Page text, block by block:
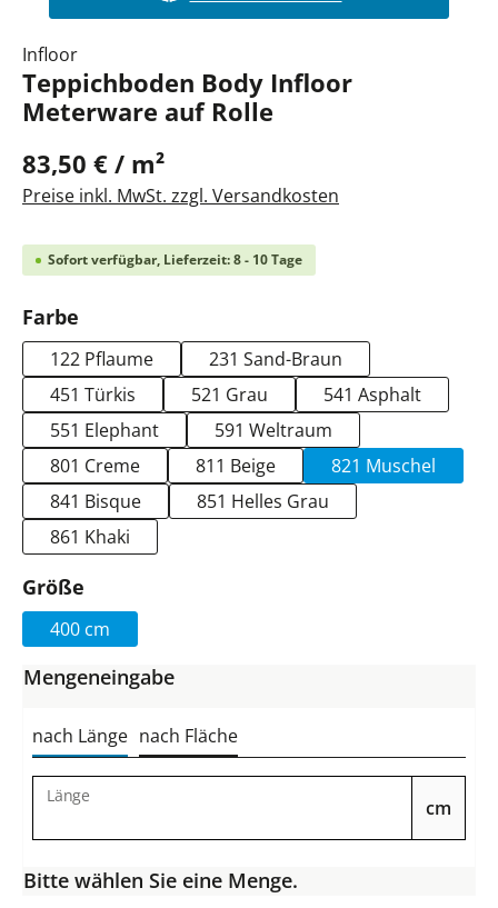
Infloor
Teppichboden Body Infloor
Meterware auf Rolle
83,50 € / m²
Preise inkl. MwSt. zzgl. Versandkosten
Sofort verfügbar, Lieferzeit: 8 - 10 Tage
Farbe
122 Pflaume
231 Sand-Braun
451 Türkis
521 Grau
541 Asphalt
551 Elephant
591 Weltraum
801 Creme
811 Beige
821 Muschel
841 Bisque
851 Helles Grau
861 Khaki
Größe
400 cm
Mengeneingabe
nach Länge nach Fläche
Länge
cm
Bitte wählen Sie eine Menge.